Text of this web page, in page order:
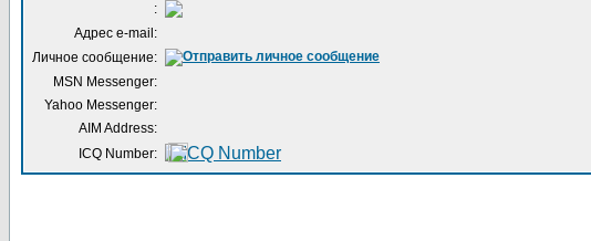
:
Адрес e-mail:
Личное сообщение:
MSN Messenger:
Yahoo Messenger:
AIM Address:
ICQ Number: